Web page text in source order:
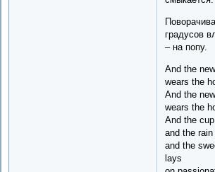
градусов
– на попу.
And the
wears the
And the
wears the
And the
and the
and the
lays